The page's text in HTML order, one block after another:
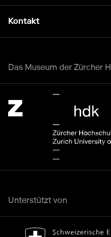
Kontakt
Das Museum der Zürcher
Unterstützt von